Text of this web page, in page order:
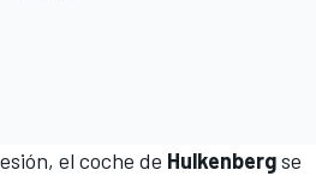
el coche de Hulkenbergse